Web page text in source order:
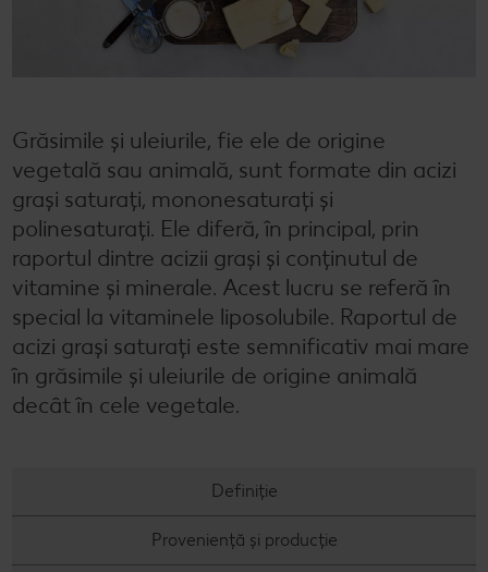
Cu Kaufland Card alimentezi ușor
Dicționar de alimente
Rețete by Kitchen Affair
Rețete rapide
Rețete de prăjituri
Rețete cu carne
Rețete de post
Raw vegan
NOU
Ești producător local? Te strigă Kaufland!
Ieftin și bun
Când cere ceva dulce
Marcă proprie Kaufland - și calitate și preț mic
RE:FRESH
România știe să gătească
Stare de bine
Grăsimile și uleiurile, fie ele de origine
vegetală sau animală, sunt formate din acizi
grași saturați, mononesaturați și
polinesaturați. Ele diferă, în principal, prin
raportul dintre acizii grași și conținutul de
vitamine și minerale. Acest lucru se referă în
special la vitaminele liposolubile. Raportul de
acizi grași saturați este semnificativ mai mare
în grăsimile și uleiurile de origine animală
decât în cele vegetale.
Definiție
Proveniență și producție